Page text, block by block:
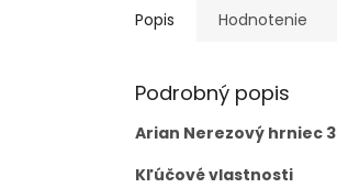
Popis Hodnotenie
Podrobný popis
Arian Nerezový hrniec
Kľúčové vlastnosti